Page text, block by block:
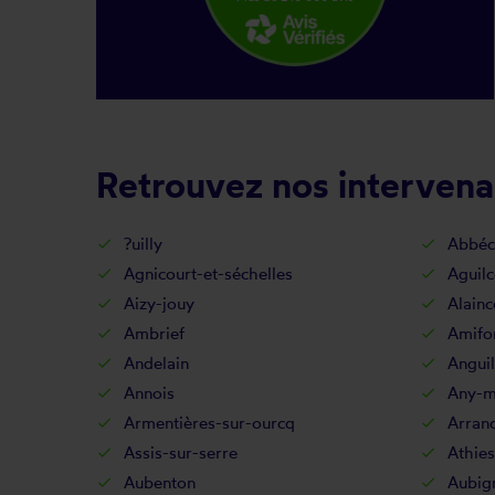
Retrouvez nos
?uilly
Agnicourt-et-séchelles
Aizy-jouy
Ambrief
Andelain
Annois
Any-
Armentières-sur-ourcq
Assis-sur-serre
Aubenton